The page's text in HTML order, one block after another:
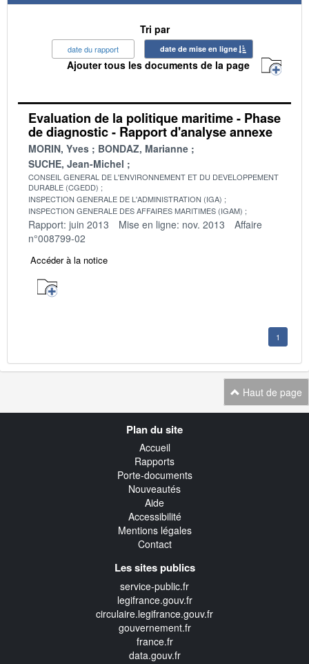
Tri par
date du rapport date de mise en ligne
Ajouter tous les documents de la page
Evaluation de la politique maritime - Phase
de diagnostic - Rapport d'analyse annexe
MORIN, Yves
BONDAZ, Marianne
SUCHE, Jean-Michel
CONSEIL GENERAL DE L'ENVIRONNEMENT ET DU DEVELOPPEMENT
DURABLE (CGEDD)
INSPECTION GENERALE DE L'ADMINISTRATION (IGA)
INSPECTION GENERALE DES AFFAIRES MARITIMES (IGAM)
Rapport: juin 2013 Mise en ligne: nov. 2013
Affaire
n°008799-02
Accéder à la notice
1
Haut de page
Plan du site
Accueil
Rapports
Porte-documents
Nouveautés
Aide
Accessibilité
Mentions légales
Contact
Les sites publics
service-public.fr
legifrance.gouv.fr
circulaire.legifrance.gouv.fr
gouvernement.fr
france.fr
data.gouv.fr